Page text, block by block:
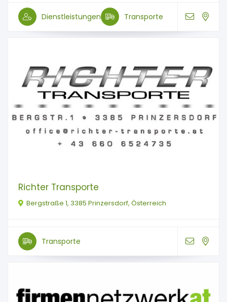
Dienstleistungen Transporte
Richter Transporte
Bergstraße 1, 3385 Prinzersdorf, Österreich
Transporte